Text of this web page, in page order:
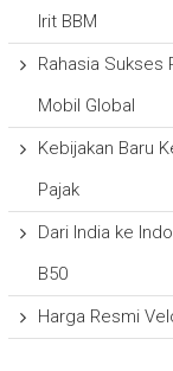
Irit BBM
Rahasia Sukses
Mobil Global
Kebijakan Baru
Pajak
Dari India ke
B50
Harga Resmi